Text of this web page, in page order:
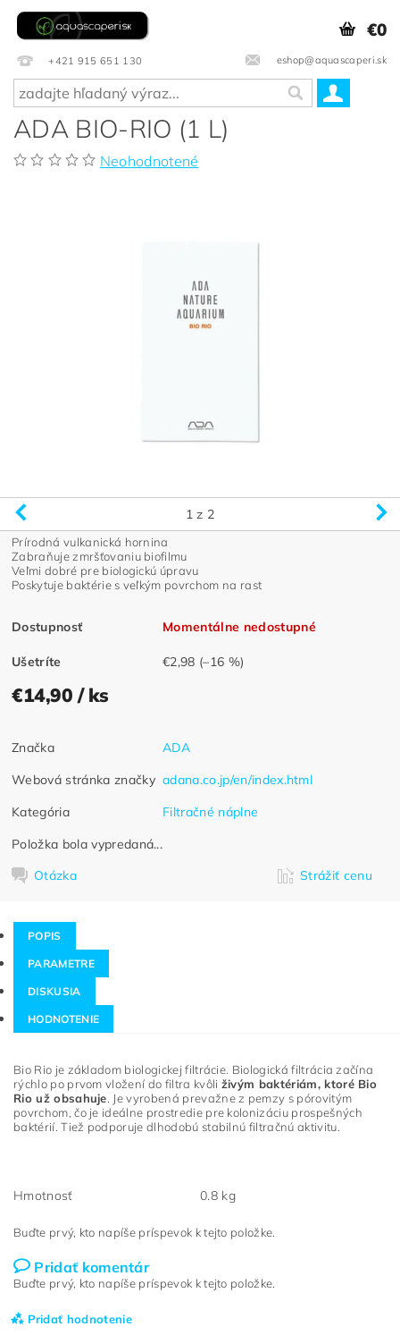
+421 915 651 130 eshop@aquascaperi.sk
€0
ADA BIO-RIO (1 L)
Neohodnotené
1 z 2
Prírodná vulkanická hornina
Zabraňuje zmršťovaniu biofilmu
Veľmi dobré pre biologickú úpravu
Poskytuje baktérie s veľkým povrchom na rast
Dostupnosť Momentálne nedostupné
Ušetríte €2,98 (–16 %)
€14,90 / ks
Značka
ADA
Webová stránka značky adana.co.jp/en/index.html
Kategória
Filtračné náplne
Položka bola vypredaná...
Otázka
Strážiť cenu
POPIS
PARAMETRE
DISKUSIA
HODNOTENIE
Bio Rio je základom biologickej filtrácie. Biologická filtrácia začína
rýchlo po prvom vložení do filtra kvôli živým baktériám, ktoré Bio
Rio už obsahuje . Je vyrobená prevažne z pemzy s pórovitým
povrchom, čo je ideálne prostredie pre kolonizáciu prospešných
baktérií.Tiež podporuje dlhodobú stabilnú filtračnú aktivitu.
Hmotnosť 0.8 kg
Buďte prvý, kto napíše príspevok k tejto položke.
Pridať komentár
Buďte prvý, kto napíše príspevok k tejto položke.
Pridať hodnotenie